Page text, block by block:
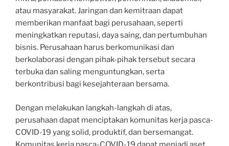
atau masyarakat. Jaringan dan kemitraan dapat
memberikan manfaat bagi perusahaan, seperti
meningkatkan reputasi, daya saing, dan pertumbuhan
bisnis. Perusahaan harus berkomunikasi dan
berkolaborasi dengan pihak-pihak tersebut secara
terbuka dan saling menguntungkan, serta
berkontribusi bagi kesejahteraan bersama.
Dengan melakukan langkah-langkah di atas,
perusahaan dapat menciptakan komunitas kerja pasca-
COVID-19 yang solid, produktif, dan bersemangat.